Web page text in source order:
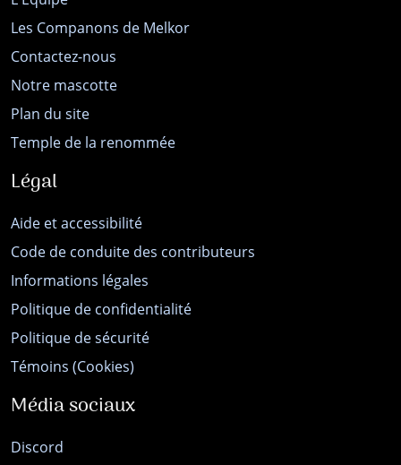
Les Companons de Melkor
Contactez-nous
Notre mascotte
Plan du site
Temple de la renommée
Légal
Aide et accessibilité
Code de conduite des contributeurs
Informations légales
Politique de confidentialité
Politique de sécurité
Témoins (Cookies)
Média sociaux
Discord